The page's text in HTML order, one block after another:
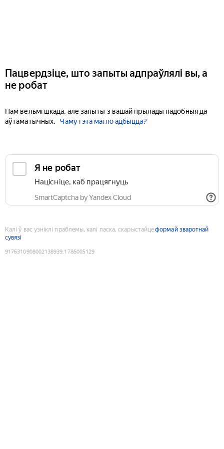
Пацвердзіце, што запыты адпраўлялі вы, а
не робат
Нам вельмі шкада, але запыты з вашай прылады падобныя да
аўтаматычных.
Чаму гэта магло адбыцца?
Я не робат
Націсніце, каб працягнуць
SmartCaptcha by Yandex Cloud
Калі ў вас узніклі праблемы, калі ласка, скарыстайцеформай зваротнай
сувязі
9176310908002138939:1786005129